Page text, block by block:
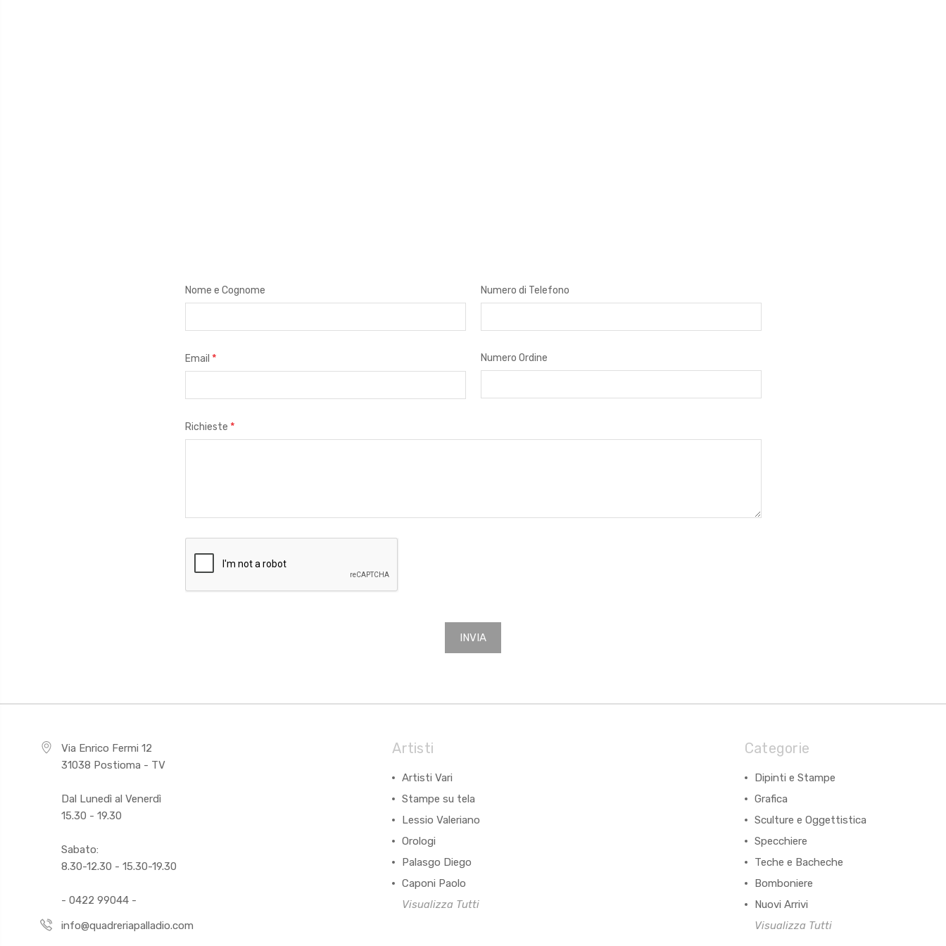
Nome e Cognome Numero di Telefono
Email * Numero Ordine
Richieste *
Via Enrico Fermi 12
31038 Postioma - TV
Dal Lunedì al Venerdì
15.30 - 19.30
Sabato:
8.30-12.30 - 15.30-19.30
- 0422 99044 -
info@quadreriapalladio.com
Artisti
Artisti Vari
Stampe su tela
Lessio Valeriano
Orologi
Palasgo Diego
Caponi Paolo
Visualizza Tutti
Categorie
Dipinti e Stampe
Grafica
Sculture e Oggettistica
Specchiere
Teche e Bacheche
Bomboniere
Nuovi Arrivi
Visualizza Tutti